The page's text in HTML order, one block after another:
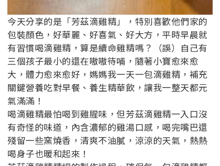
今天分享的是「芳茲滴雞精」，特別喜歡他們家的
包裝顏色，好華麗、好喜氣、好大方，平時早晨就
有習慣喝滴雞精，算是續命雞精嗎？（誤）自己有
三個孩子最小的還在嗷嗷待哺，隨著小寶愈來愈
大，體力愈來愈好，媽媽我一天一包滴雞精，補充
關鍵營養吃對早餐、養生精華飲，讓我一整天都元
氣滿滿！
喝滴雞精最怕喝到雞腥味，但芳茲滴雞精一入口沒
有奇怪的味道，內含濃郁的雞湯口感，喝完嘴巴還
殘留一些窯燒香，清爽不油膩，涼涼的天氣，熱熱
喝身子也暖和起來！